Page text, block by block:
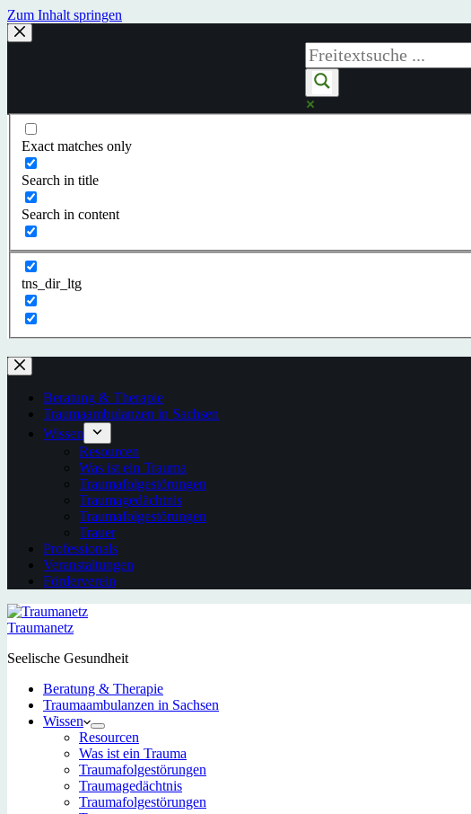
Zum Inhalt springen
Exact matches only
Search in title
Search in content
tns_dir_ltg
Beratung & Therapie
Traumaambulanzen in Sachsen
Wissen
Resourcen
Was ist ein Trauma
Traumafolgestörungen
Traumagedächtnis
Traumafolgestörungen
Trauer
Professionals
Veranstaltungen
Förderverein
Traumanetz
Seelische Gesundheit
Beratung & Therapie
Traumaambulanzen in Sachsen
Wissen
Resourcen
Was ist ein Trauma
Traumafolgestörungen
Traumagedächtnis
Traumafolgestörungen